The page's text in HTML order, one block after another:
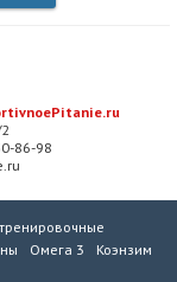
86-98
Омега 3
Коэнзим